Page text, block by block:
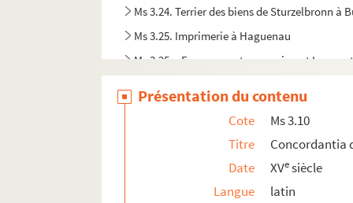
Ms 3.24. Terrier des biens de Sturzelbronn à
Ms 3.25. Imprimerie à Haguenau
Ms 3.25a. Engagements au regiment
Présentation du contenu
Cote
Ms 3.10
Titre
Concordantia
Date
XVesiècle
Langue
latin